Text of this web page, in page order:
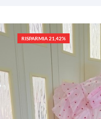
RISPARMIA 21,42%